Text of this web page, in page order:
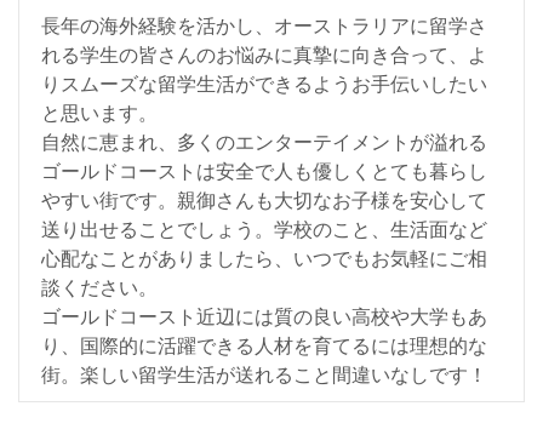
長年の海外経験を活かし、オーストラリアに留学さ
れる学生の皆さんのお悩みに真摯に向き合って、よ
りスムーズな留学生活ができるようお手伝いしたい
と思います。
自然に恵まれ、多くのエンターテイメントが溢れる
ゴールドコーストは安全で人も優しくとても暮らし
やすい街です。親御さんも大切なお子様を安心して
送り出せることでしょう。学校のこと、生活面など
心配なことがありましたら、いつでもお気軽にご相
談ください。
ゴールドコースト近辺には質の良い高校や大学もあ
り、国際的に活躍できる人材を育てるには理想的な
街。楽しい留学生活が送れること間違いなしです！